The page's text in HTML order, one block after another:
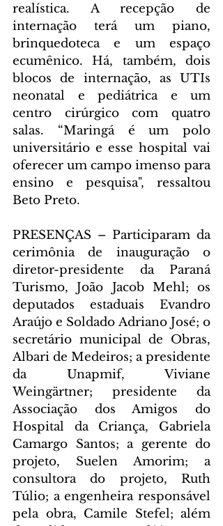
realística. A recepção de
internação terá um piano,
brinquedoteca e um espaço
ecumênico. Há, também, dois
blocos de internação, as UTIs
neonatal e pediátrica e um
centro cirúrgico com quatro
salas. “Maringá é um polo
universitário e esse hospital vai
oferecer um campo imenso para
ensino e pesquisa", ressaltou
Beto Preto.
PRESENÇAS – Participaram da
cerimônia de inauguração o
diretor-presidente da Paraná
Turismo, João Jacob Mehl; os
deputados estaduais Evandro
Araújo e Soldado Adriano José; o
secretário municipal de Obras,
Albari de Medeiros; a presidente
da Unapmif, Viviane
Weingärtner; presidente da
Associação dos Amigos do
Hospital da Criança, Gabriela
Camargo Santos; a gerente do
projeto, Suelen Amorim; a
consultora do projeto, Ruth
Túlio; a engenheira responsável
pela obra, Camile Stefel; além